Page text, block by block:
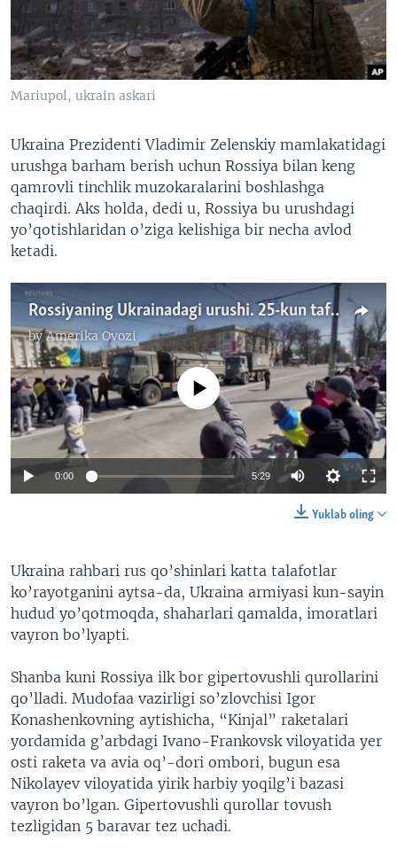
VIDEO
XABARLAR SURATLARDA
ODNOKLASSNIKI
TELEGRAM
TWITTER
Mariupol, ukrain askari
Ukraina Prezidenti Vladimir Zelenskiy mamlakatidagi
urushga barham berish uchun Rossiya bilan keng
qamrovli tinchlik muzokaralarini boshlashga
chaqirdi. Aks holda, dedi u, Rossiya bu urushdagi
yo’qotishlaridan o’ziga kelishiga bir necha avlod
ketadi.
Rossiyaning Ukrainadagi urushi. 25-kun tafsilotlari
byAmerika Ovozi
No media source currently available
0:00 5:29
Yuklab oling
Ukraina rahbari rus qo’shinlari katta talafotlar
ko’rayotganini aytsa-da, Ukraina armiyasi kun-sayin
hudud yo’qotmoqda, shaharlari qamalda, imoratlari
vayron bo’lyapti.
Shanba kuni Rossiya ilk bor gipertovushli qurollarini
qo’lladi. Mudofaa vazirligi so’zlovchisi Igor
Konashenkovning aytishicha, “Kinjal” raketalari
yordamida g’arbdagi Ivano-Frankovsk viloyatida yer
osti raketa va avia oq’-dori ombori, bugun esa
Nikolayev viloyatida yirik harbiy yoqilg’i bazasi
vayron bo’lgan. Gipertovushli qurollar tovush
tezligidan 5 baravar tez uchadi.